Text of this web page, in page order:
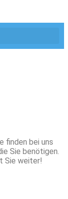
finden bei uns
Sie benötigen.
Sie weiter!